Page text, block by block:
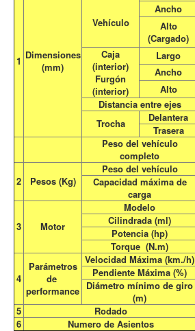
1 Dimensiones
(mm)
Vehículo
Ancho
Alto
(Cargado)
Caja
(interior)
Furgón
(interior)
Largo
Ancho
Alto
Distancia entre ejes
Trocha
Delantera
Trasera
Peso del vehículo
completo
2 Pesos (Kg)
Peso del vehículo
Capacidad máxima de
carga
3 Motor
Modelo
Cilindrada (ml)
Potencia (hp)
Torque (N.m)
4
Parámetros
de
performance
Velocidad Máxima (km./h)
Pendiente Máxima (%)
Diámetro mínimo de giro
(m)
5
Rodado
6
Numero de Asientos